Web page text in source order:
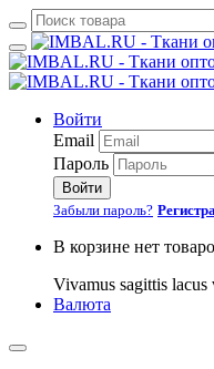
Войти
Email
Пароль
Войти
Забыли пароль?
В корзине нет
Vivamus sagittis lacus
Валюта